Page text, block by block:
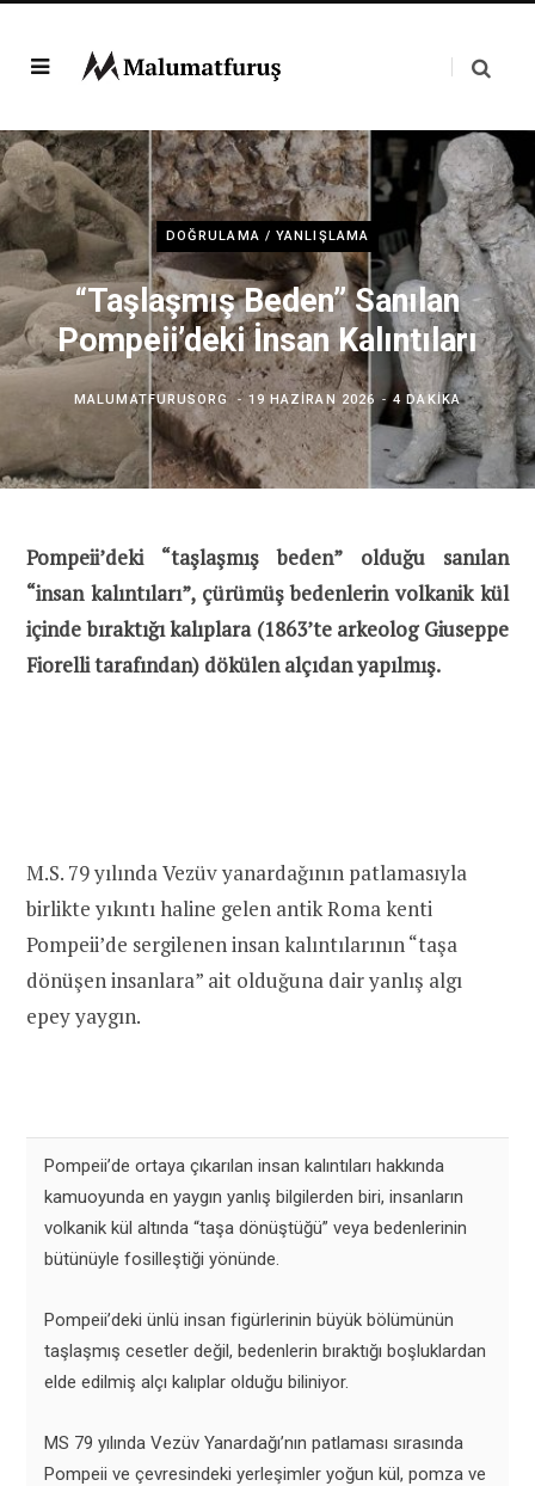
DOĞRULAMA / YANLIŞLAMA
“Taşlaşmış Beden” Sanılan
Pompeii’deki İnsan Kalıntıları
MALUMATFURUSORG 19 HAZIRAN 2026 4 DAKIKA
Pompeii’deki “taşlaşmış beden” olduğu sanılan
“insan kalıntıları”, çürümüş bedenlerin volkanik kül
içinde bıraktığı kalıplara (1863’te arkeolog Giuseppe
Fiorelli tarafından) dökülen alçıdan yapılmış.
M.S. 79 yılında Vezüv yanardağının patlamasıyla
birlikte yıkıntı haline gelen antik Roma kenti
Pompeii’de sergilenen insan kalıntılarının “taşa
dönüşen insanlara” ait olduğuna dair yanlış algı
epey yaygın.
Pompeii’de ortaya çıkarılan insan kalıntıları hakkında
kamuoyunda en yaygın yanlış bilgilerden biri, insanların
volkanik kül altında “taşa dönüştüğü” veya bedenlerinin
bütünüyle fosilleştiği yönünde.
Pompeii’deki ünlü insan figürlerinin büyük bölümünün
taşlaşmış cesetler değil, bedenlerin bıraktığı boşluklardan
elde edilmiş alçı kalıplar olduğu biliniyor.
MS 79 yılında Vezüv Yanardağı’nın patlaması sırasında
Pompeii ve çevresindeki yerleşimler yoğun kül, pomza ve